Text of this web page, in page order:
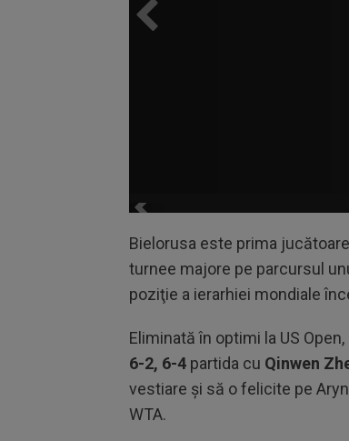
Bielorusa este prima
turnee majore pe parcursul
poziţie a ierarhiei mondiale
Eliminată în optimi la US Open,
6-2, 6-4 partida cu Qinwen
vestiare și să o felicite pe
WTA.